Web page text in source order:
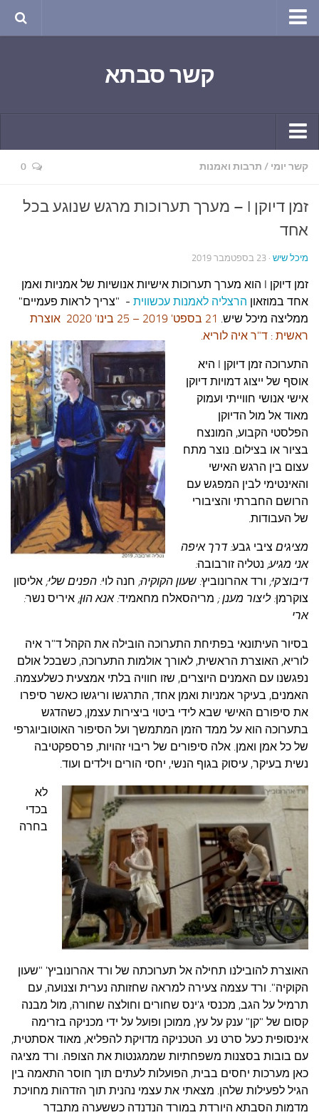
שירה
חגים ומועדים
ספורט בריאות וקורונה
הקונדיטוריה
עצות סבתא
נווה הבלוגים
קשר משפחתי
כתבו אלינו
קשר סבתא
קשר יומי
תחביבים
סרטונים ואנימציה
סרטים מומלצים
קשר יומי / תרבות ואמנות 0
זמן דיוקן I – מערך תערוכות מרגש שנוגע בכל
אחד
מיכל שיש · 23 בספטמבר 2019
זמן דיוקן I הוא מערך תערוכות אישיות אנושיות של אמניות ואמן
אחד במוזאון הרצליה לאמנות עכשווית - "צריך לראות פעמיים"
ממליצה מיכל שיש.
21 בספט' 2019 – 25 בינו' 2020 אוצרת
ראשית : ד"ר איה לוריא.
התערוכה זמן דיוקן I היא
אוסף של ייצוג דמויות דיוקן
אישי אנושי חווייתי ועמוק
מאוד אל מול הדיוקן
הפלסטי הקבוע, המונצח
בציור או בצילום. נוצר מתח
עצום בין הרגש האישי
והאינטימי לבין המפגש עם
הרושם החברתי והציבורי
של העבודות.
מציגים ציבי גבע: דרך איפה
אני מגיע; נטליה זורבובה:
דיבוצ'קי; ורד אהרונוביץ: שעון הקוקיה; חנה לוי: הפנים שלי; אליסון
צוקרמן: ליצור מענן ; מריהסאלח מחאמיד: אנא הוּן; איריס נשר:
ארי
בסיור העיתונאי בפתיחת התערוכה הובילה את הקהל ד"ר איה
לוריא, האוצרת הראשית, לאורך אולמות התערוכה, כשבכל אולם
נפגשנו עם האמנים היוצרים, שזו חוויה בלתי אמצעית כשלעצמה.
האמנים, בעיקר אמניות ואמן אחד, התרגשו וריגשו כאשר סיפרו
את סיפורם האישי שבא לידי ביטוי ביצירות עצמן, כשהדגש
בתערוכה הוא על ממד הזמן המתמשך ועל הסיפור האוטוביוגרפי
של כל אמן ואמן. אלה סיפורים של ריבוי זהויות, פרספקטיבה
נשית בעיקר, עיסוק בגוף הנשי, יחסי הורים וילדים ועוד.
לא
בכדי
בחרה
האוצרת להובילנו תחילה אל תערוכתה של ורד אהרונוביץ' "שעון
הקוקיה". ורד עצמה צעירה למראה שחזותה נערית וצנועה, עם
תרמיל על הגב, מכנסי ג'ינס שחורים וחולצה שחורה, מול מבנה
קסום של "קן" ענק על עץ, ממוכן ופועל על ידי מכניקה בזרימה
אינסופית כעל סרט נע. הטכניקה מדויקת להפליא, מאוד אסתטית,
עם בובות בסצנות משפחתיות שממגנטות את הצופה. ורד מציגה
כאן מערכות יחסים בבית, הפועלות לעתים תוך חוסר התאמה בין
הגיל לפעילות שלהן. מצאתי את עצמי נהנית תוך הזדהות מחויכת
מדמות הסבתא היורדת במורד הנדנדה כששערה מתבדר